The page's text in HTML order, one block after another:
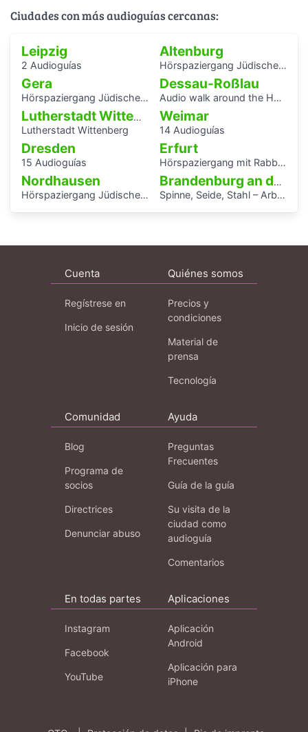
Ciudades con más audioguías cercanas:
Leipzig
2 Audioguías
Altenburg
Hörspaziergang Jüdische Geschichte in Altenburg
Gera
Hörspaziergang Jüdisches Leben und jüdische Geschichte in Gera
Dessau-Roßlau
Audio walk around the Houses with Balcony Access of the Bauhaus settlement
Lutherstadt Wittenberg
Lutherstadt Wittenberg
Weimar
14 Audioguías
Dresden
15 Audioguías
Erfurt
Hörspaziergang mit Rabbiner Alexander Nachama in Erfurt
Nordhausen
Hörspaziergang Jüdische Geschichte in Nordhausen
Brandenburg an der Havel
Spinne, Seide, Stahl – Arbeit und Kunst in Brandenburg.
Cuenta
Regístrese en
Inicio de sesión
Quiénes somos
Precios y
condiciones
Material de
prensa
Tecnología
Comunidad
Blog
Programa de
socios
Directrices
Denunciar abuso
Ayuda
Preguntas
Frecuentes
Guía de la guía
Su visita de la
ciudad como
audioguía
Comentarios
En todas partes
Instagram
Facebook
YouTube
Aplicaciones
Aplicación
Android
Aplicación para
iPhone